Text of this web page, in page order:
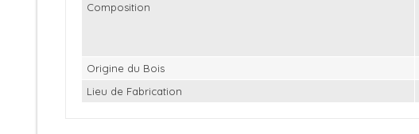
Composition
Origine du Bois
Lieu de Fabrication